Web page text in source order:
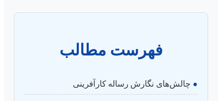
فهرست مطالب
● چالش‌های نگارش رساله کارآفرینی